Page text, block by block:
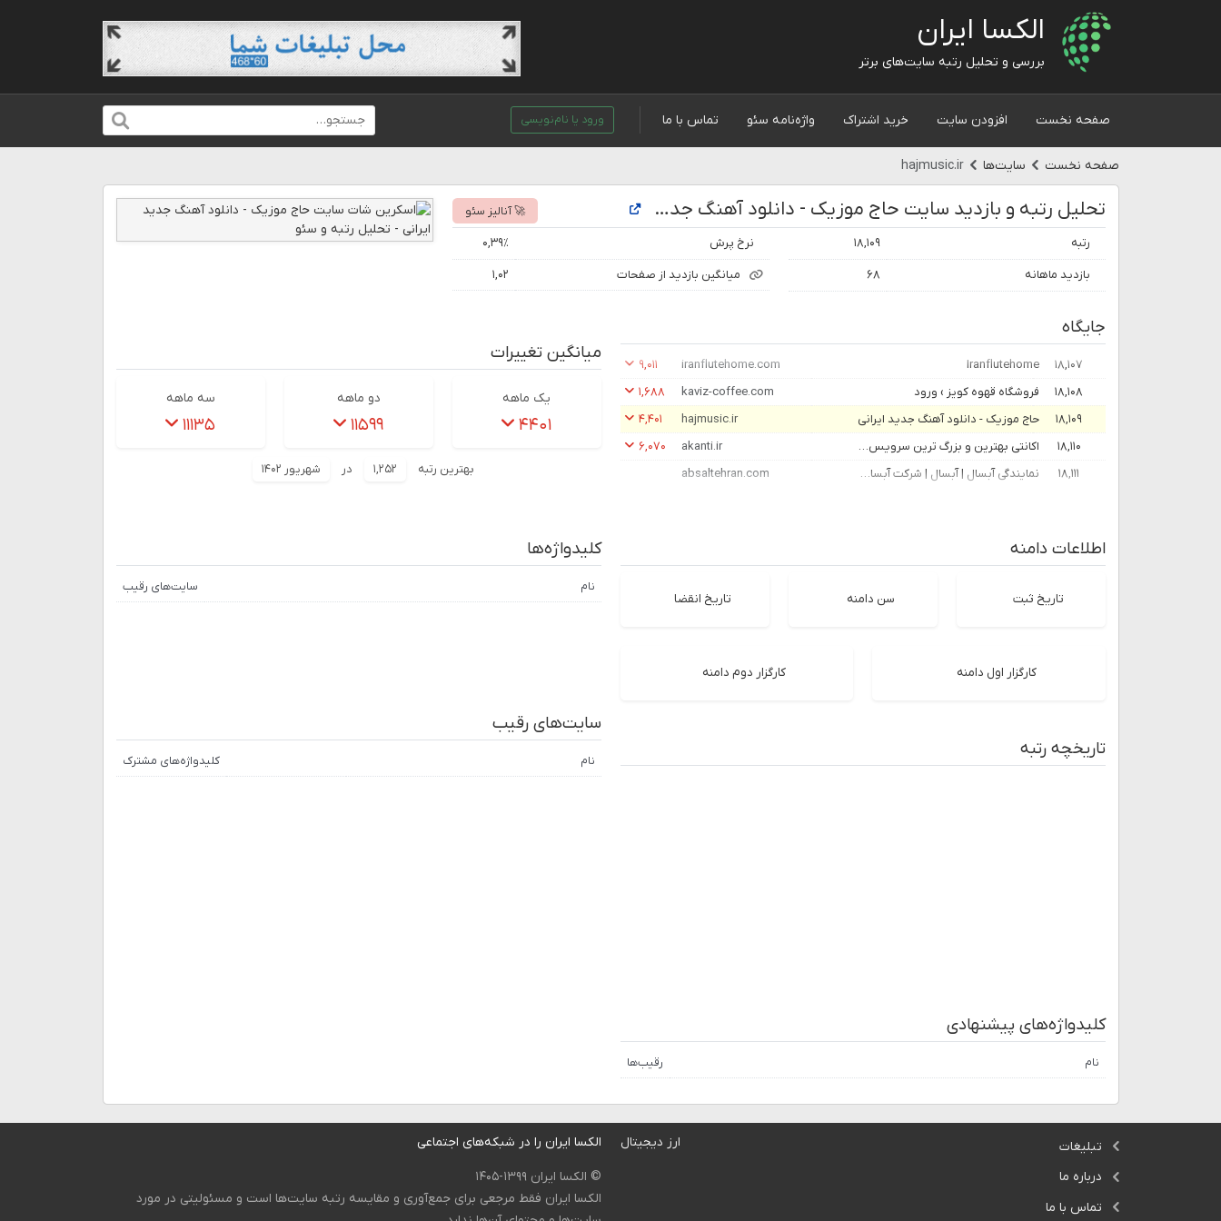
الکسا ایران
بررسی و تحلیل رتبه سایت‌های برتر
صفحه نخست افزودن سایت خرید اشتراک واژه‌نامه سئو تماس با ما ورود یا نام‌نویسی
صفحه نخست سایت‌ها hajmusic.ir
تحلیل رتبه و بازدید سایت حاج موزیک - دانلود آهنگ جدید ایرانی 🚀 آنالیز سئو
رتبه ۱۸,۱۰۹
بازدید ماهانه ۶۸
نرخ پرش ۰,۳۹٪
میانگین بازدید از صفحات ۱,۰۲
جایگاه
۱۸,۱۰۷ Iranflutehome
iranflutehome.com
۹,۰۱۱
۱۸,۱۰۸
فروشگاه قهوه کویز › ورود kaviz-coffee.com
۱,۶۸۸
۱۸,۱۰۹
حاج موزیک - دانلود آهنگ جدید ایرانی hajmusic.ir
۴,۴۰۱
۱۸,۱۱۰
اکانتی بهترین و بزرگ ترین سرویس فروش اکانت های قانونی و کرکی akanti.ir
۶,۰۷۰
۱۸,۱۱۱
نمایندگی آبسال | آبسال | شرکت آبسال | فروشگاه آبسال تهران absaltehran.com
میانگین تغییرات
یک ماهه
۴۴۰۱
دو ماهه
۱۱۵۹۹
سه ماهه
۱۱۱۳۵
بهترین رتبه ۱,۲۵۲ در شهریور ۱۴۰۲
اطلاعات دامنه
تاریخ ثبت سن دامنه تاریخ انقضا
کارگزار اول دامنه کارگزار دوم دامنه
کلیدواژه‌ها
نام سایت‌های رقیب
تاریخچه رتبه
سایت‌های رقیب
نام کلیدواژه‌های مشترک
کلیدواژه‌های پیشنهادی
نام رقیب‌ها
ارز دیجیتال
تبلیغات
درباره ما
تماس با ما
الکسا ایران را در شبکه‌های اجتماعی
© الکسا ایران ۱۳۹۹-۱۴۰۵
الکسا ایران فقط مرجعی برای جمع‌آوری و مقایسه رتبه سایت‌ها است و مسئولیتی در مورد